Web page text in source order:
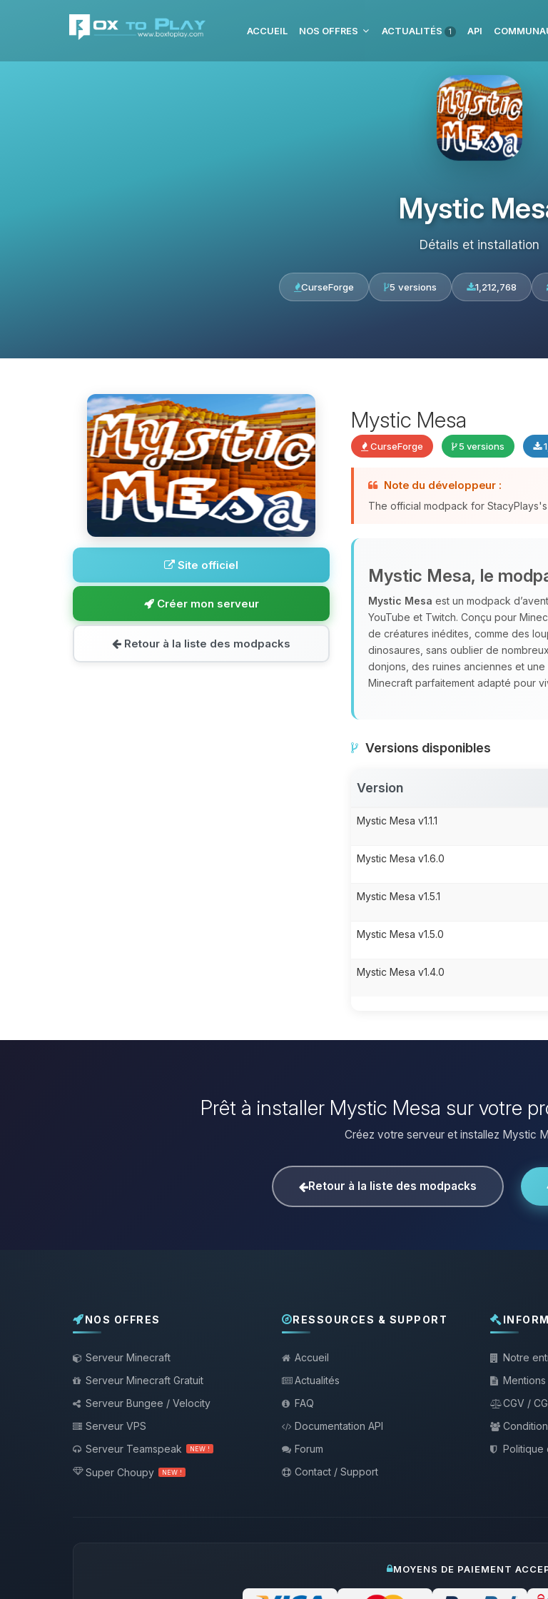
ACCUEIL NOS OFFRES ACTUALITÉS 1 API
Mystic
Détails et installation
CurseForge 5 versions 1,212,768
Site officiel
Créer mon serveur
Retour à la liste des modpacks
Mystic Mesa
CurseForge 5 versions
Note du développeur :
The official modpack for
Mystic Mesa, le
Mystic Mesa est un modpack
YouTube et Twitch. Conçu pour
de créatures inédites, comme des
dinosaures, sans oublier de
donjons, des ruines anciennes et
Minecraft parfaitement adapté pour
Versions disponibles
Version
Mystic Mesa v1.1.1
Mystic Mesa v1.6.0
Mystic Mesa v1.5.1
Mystic Mesa v1.5.0
Mystic Mesa v1.4.0
Prêt à installer Mystic Mesa sur votre
Créez votre serveur et installez Mystic
Retour à la liste des modpacks
NOS OFFRES
Serveur Minecraft
Serveur Minecraft Gratuit
Serveur Bungee / Velocity
Serveur VPS
Serveur Teamspeak
NEW !
Super Choupy NEW !
RESSOURCES & SUPPORT
Accueil
Actualités
FAQ
Documentation API
Forum
Contact / Support
Notre
CGV /
Politique
MOYENS DE PAIEMENT